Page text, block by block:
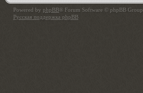
Powered by phpBB® Forum Software © phpBB Group
Русская поддержка phpBB